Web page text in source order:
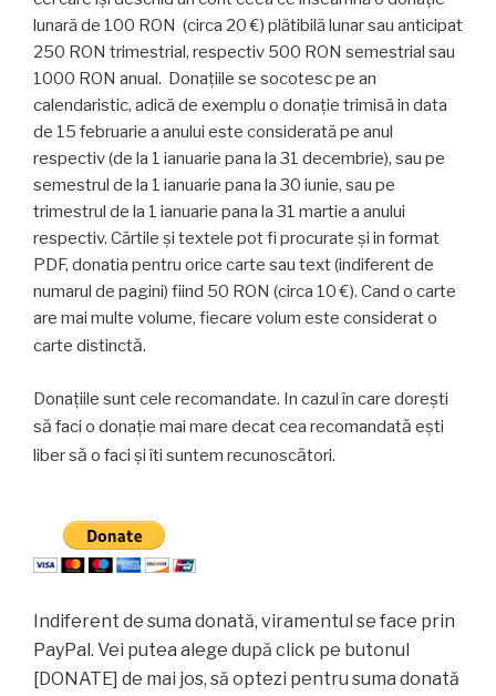
lunară de 100 RON (circa 20 €) plătibilă lunar sau anticipat
250 RON trimestrial, respectiv 500 RON semestrial sau
1000 RON anual. Donaţiile se socotesc pe an
calendaristic, adică de exemplu o donaţie trimisă in data
de 15 februarie a anului este considerată pe anul
respectiv (de la 1 ianuarie pana la 31 decembrie), sau pe
semestrul de la 1 ianuarie pana la 30 iunie, sau pe
trimestrul de la 1 ianuarie pana la 31 martie a anului
respectiv. Cărtile și textele pot fi procurate și in format
PDF, donatia pentru orice carte sau text (indiferent de
numarul de pagini) fiind 50 RON (circa 10 €). Cand o carte
are mai multe volume, fiecare volum este considerat o
carte distinctă.
Donaţiile sunt cele recomandate. In cazul în care dorești
să faci o donaţie mai mare decat cea recomandată ești
liber să o faci și îti suntem recunoscători.
Indiferent de suma donată, viramentul se face prin
PayPal. Vei putea alege după click pe butonul
[DONATE] de mai jos, să optezi pentru suma donată